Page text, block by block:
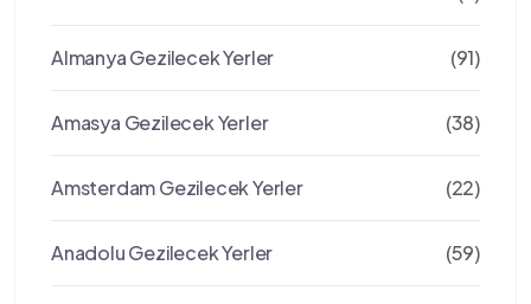
Almanya Gezilecek Yerler (91)
Amasya Gezilecek Yerler (38)
Amsterdam Gezilecek Yerler (22)
Anadolu Gezilecek Yerler (59)